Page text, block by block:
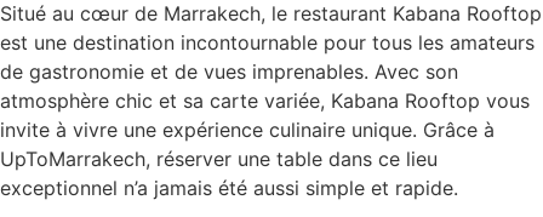
Situé au cœur de Marrakech, le restaurant Kabana Rooftop
est une destination incontournable pour tous les amateurs
de gastronomie et de vues imprenables. Avec son
atmosphère chic et sa carte variée, Kabana Rooftop vous
invite à vivre une expérience culinaire unique. Grâce à
UpToMarrakech, réserver une table dans ce lieu
exceptionnel n’a jamais été aussi simple et rapide.